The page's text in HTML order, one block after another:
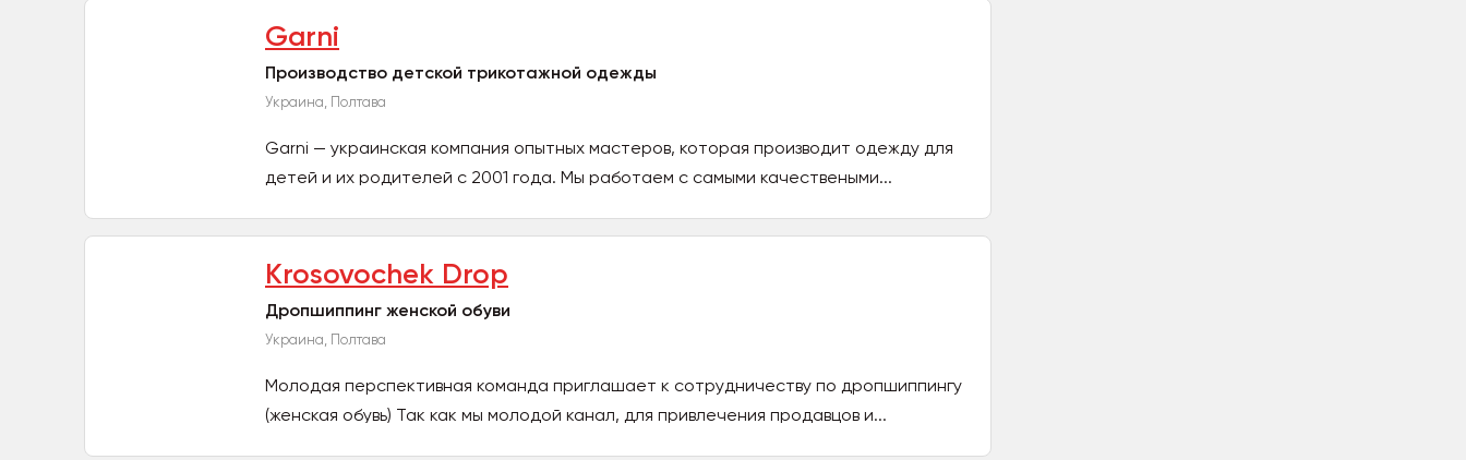
Garni
Производство детской трикотажной одежды
Украина, Полтава
Garni — украинская компания опытных мастеров, которая производит одежду для
детей и их родителей с 2001 года. Мы работаем с самыми качествеными...
Krosovochek Drop
Дропшиппинг женской обуви
Украина, Полтава
Молодая перспективная команда приглашает к сотрудничеству по дропшиппингу
(женская обувь) Так как мы молодой канал, для привлечения продавцов и...